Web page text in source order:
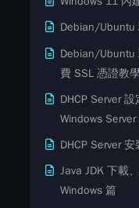
Debian/Ubuntu
Debian/Ubuntu
費​ SSL ​​憑證教
DHCP Server
Windows
DHCP Server
Java JDK 下載
Windows 篇